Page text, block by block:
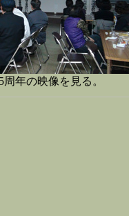
周年の映像を見る。